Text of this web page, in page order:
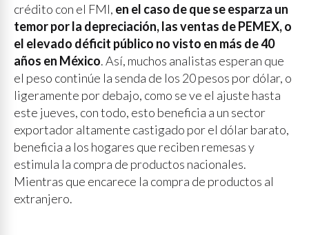
crédito con el FMI, en el caso de que se esparza un
temor por la depreciación, las ventas de PEMEX, o
el elevado déficit público no visto en más de 40
años en México. Así, muchos analistas esperan que
el peso continúe la senda de los 20 pesos por dólar, o
ligeramente por debajo, como se ve el ajuste hasta
este jueves, con todo, esto beneficia a un sector
exportador altamente castigado por el dólar barato,
beneficia a los hogares que reciben remesas y
estimula la compra de productos nacionales.
Mientras que encarece la compra de productos al
extranjero.